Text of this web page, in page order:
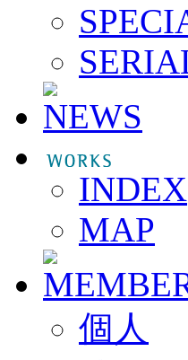
INDEX
MAP
個人